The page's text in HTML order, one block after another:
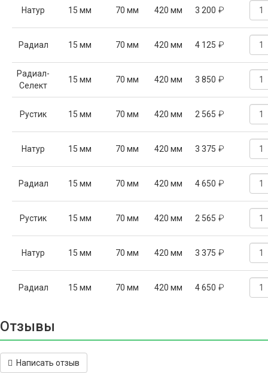
Натур 15 мм 70 мм 420 мм 3 200 ₽
Радиал 15 мм 70 мм 420 мм 4 125 ₽
Радиал-
Селект
15 мм 70 мм 420 мм 3 850 ₽
Рустик 15 мм 70 мм 420 мм 2 565 ₽
Натур 15 мм 70 мм 420 мм 3 375 ₽
Радиал 15 мм 70 мм 420 мм 4 650 ₽
Рустик 15 мм 70 мм 420 мм 2 565 ₽
Натур 15 мм 70 мм 420 мм 3 375 ₽
Радиал 15 мм 70 мм 420 мм 4 650 ₽
Отзывы
Написать отзыв